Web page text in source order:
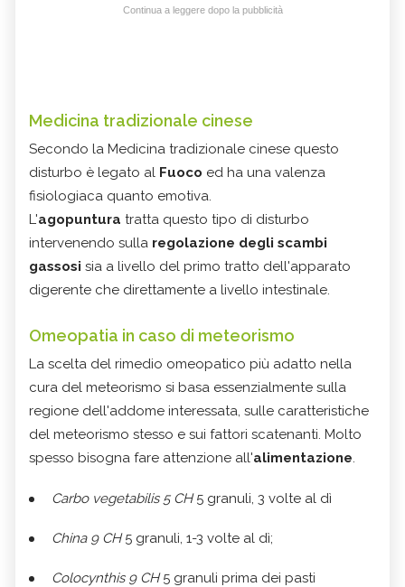
Continua a leggere dopo la pubblicità
Medicina tradizionale cinese
Secondo la Medicina tradizionale cinese questo
disturbo è legato al Fuoco ed ha una valenza
fisiologiaca quanto emotiva.
L'agopuntura tratta questo tipo di disturbo
intervenendo sulla regolazione degli scambi
gassosi sia a livello del primo tratto dell'apparato
digerente che direttamente a livello intestinale.
Omeopatia in caso di meteorismo
La scelta del rimedio omeopatico più adatto nella
cura del meteorismo si basa essenzialmente sulla
regione dell'addome interessata, sulle caratteristiche
del meteorismo stesso e sui fattori scatenanti. Molto
spesso bisogna fare attenzione all'alimentazione
Carbo vegetabilis 5 CH5 granuli, 3 volte al dì
China 9 CH5 granuli, 1-3 volte al dì;
Colocynthis 9 CH5 granuli prima dei pasti